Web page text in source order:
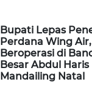
Bupati Lepas
Perdana Wing
Beroperasi di
Besar Abdul
Mandailing Natal